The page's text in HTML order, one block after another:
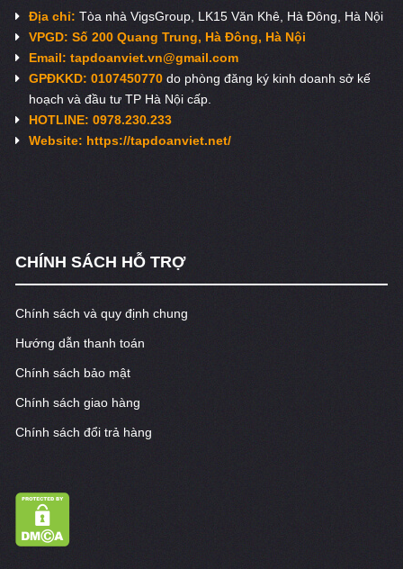
Địa chỉ:Tòa nhà VigsGroup, LK15 Văn Khê, Hà Đông, Hà Nội
VPGD: Số 200 Quang Trung, Hà Đông, Hà Nội
Email:tapdoanviet.vn@gmail.com
GPĐKKD: 0107450770do phòng đăng ký kinh doanh sở kế
hoạch và đầu tư TP Hà Nội cấp.
HOTLINE: 0978.230.233
Website: https://tapdoanviet.net/
CHÍNH SÁCH HỖ TRỢ
Chính sách và quy định chung
Hướng dẫn thanh toán
Chính sách bảo mật
Chính sách giao hàng
Chính sách đổi trả hàng